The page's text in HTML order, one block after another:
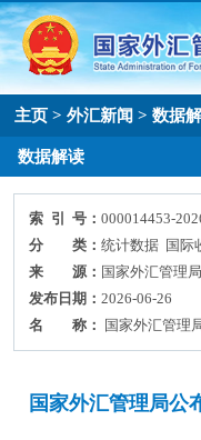
主页 >外汇新闻 >数据
数据解读
索 引 号：000014453-
分 类：统计数据 国际
来 源： 国家外汇管理局
发布日期：2026-06-26
名 称：
国家外汇管理
国家外汇管理局公